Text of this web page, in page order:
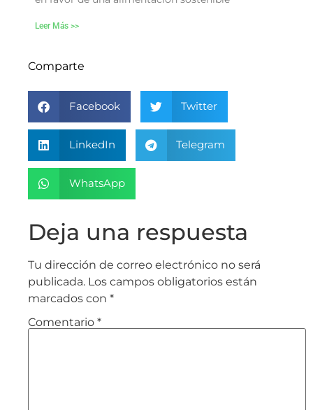
Leer Más >>
Comparte
Facebook Twitter
LinkedIn Telegram
WhatsApp
Deja una respuesta
Tu dirección de correo electrónico no será
publicada. Los campos obligatorios están
marcados con *
Comentario *